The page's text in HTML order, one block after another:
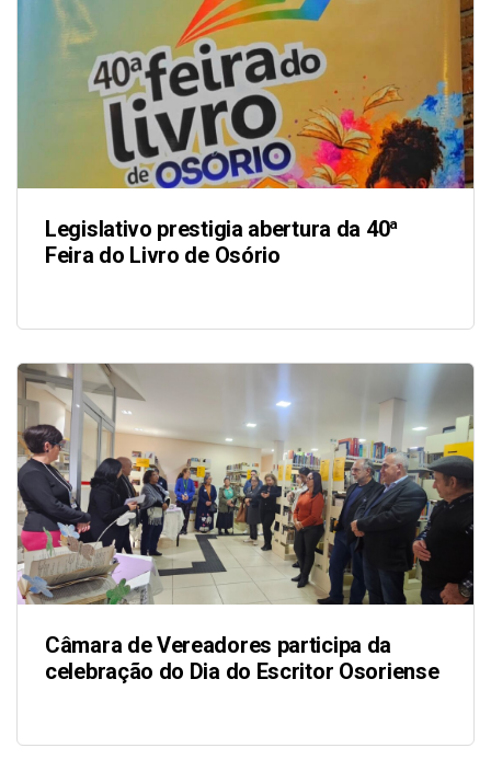
Legislativo prestigia abertura da 40ª
Feira do Livro de Osório
Câmara de Vereadores participa da
celebração do Dia do Escritor Osoriense